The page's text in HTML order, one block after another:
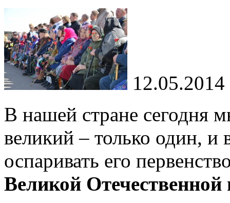
12.05.2014
В нашей стране сегодня
великий – только один, и
оспаривать его
Великой Отечественной